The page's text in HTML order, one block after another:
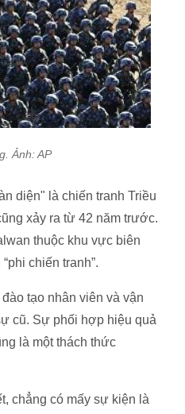
Ảnh: AP
diện" là chiến tranh Triều
xảy ra từ 42 năm trước.
thuộc khu vực biên
chiến tranh”.
tạo nhân viên và vận
cũ. Sự phối hợp hiệu quả
là một thách thức
chẳng có mấy sự kiện là